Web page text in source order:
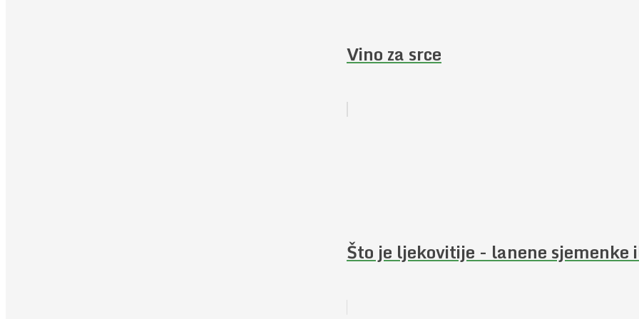
Vino za srce
Što je ljekovitije - lanene sjemenke